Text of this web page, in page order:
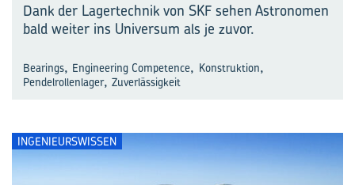
Dank der Lagertechnik von SKF sehen Astronomen
bald weiter ins Universum als je zuvor.
Bearings, Engineering Competence, Konstruktion,
Pendelrollenlager, Zuverlässigkeit
INGENIEURSWISSEN